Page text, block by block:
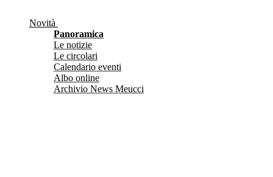
Novità
Panoramica
Le notizie
Le circolari
Calendario eventi
Albo online
Archivio News Meucci